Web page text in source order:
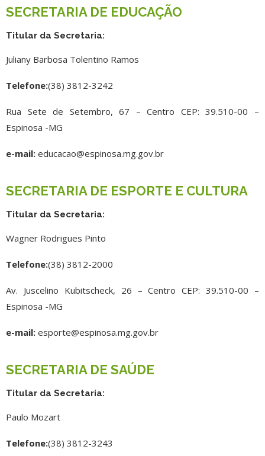
SECRETARIA DE EDUCAÇÃO
Titular da Secretaria:
Juliany Barbosa Tolentino Ramos
Telefone:(38) 3812-3242
Rua Sete de Setembro, 67 – Centro CEP: 39.510-00 –
Espinosa -MG
e-mail: educacao@espinosa.mg.gov.br
SECRETARIA DE ESPORTE E CULTURA
Titular da Secretaria:
Wagner Rodrigues Pinto
Telefone:(38) 3812-2000
Av. Juscelino Kubitscheck, 26 – Centro CEP: 39.510-00 –
Espinosa -MG
e-mail: esporte@espinosa.mg.gov.br
SECRETARIA DE SAÚDE
Titular da Secretaria:
Paulo Mozart
Telefone:(38) 3812-3243